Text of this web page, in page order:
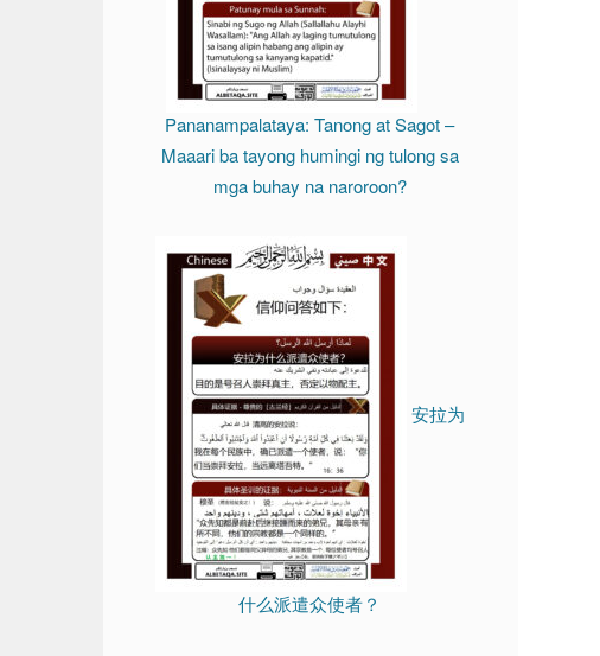
Pananampalataya: Tanong at Sagot –
Maaari ba tayong humingi ng tulong sa
mga buhay na naroroon?
安拉为
什么派遣众使者？